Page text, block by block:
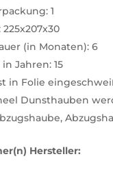
1
(in Monaten): 6
Jahren: 15
in Folie
Dunsthauben
Hersteller: